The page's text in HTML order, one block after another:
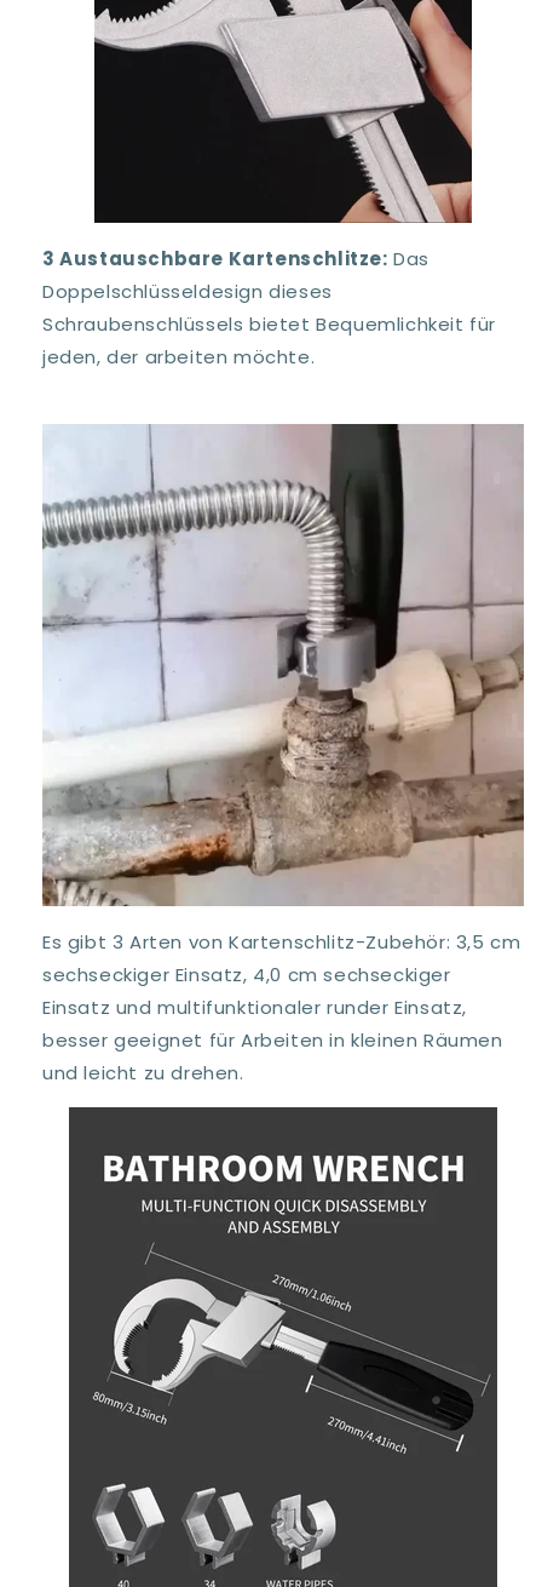
3 Austauschbare Kartenschlitze: Das
Doppelschlüsseldesign dieses
Schraubenschlüssels bietet Bequemlichkeit für
jeden, der arbeiten möchte.
Es gibt 3 Arten von Kartenschlitz-Zubehör: 3,5 cm
sechseckiger Einsatz, 4,0 cm sechseckiger
Einsatz und multifunktionaler runder Einsatz,
besser geeignet für Arbeiten in kleinen Räumen
und leicht zu drehen.